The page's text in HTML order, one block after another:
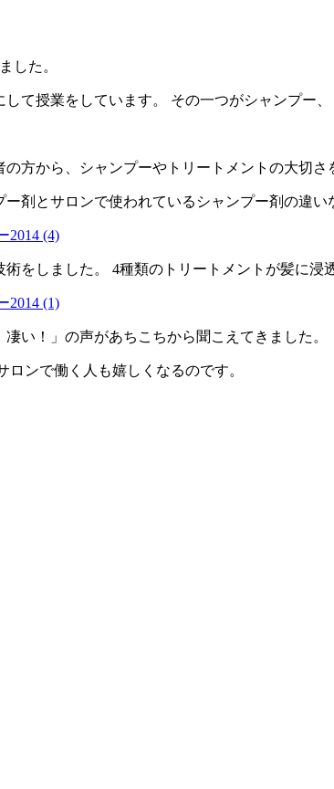
した。
て授業をしています。 その一つがシャンプー、
方から、シャンプーやトリートメントの大切さ
剤とサロンで使われているシャンプー剤の違
をしました。 4種類のトリートメントが髪に浸
い！」の声があちこちから聞こえてきました。
ンで働く人も嬉しくなるのです。